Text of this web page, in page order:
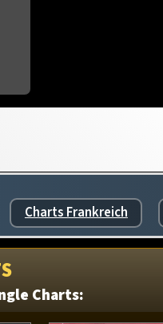
Charts Frankreich
Charts: